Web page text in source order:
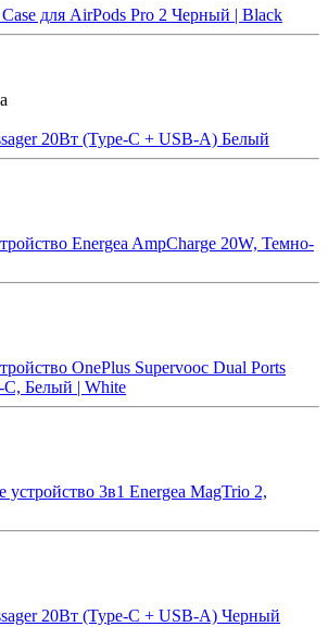
для AirPods Pro 2 Черный | Black
20Вт (Type-C + USB-A) Белый
Energea AmpCharge 20W, Темно-
OnePlus Supervooc Dual Ports
C, Белый | White
устройство 3в1 Energea MagTrio 2,
20Вт (Type-C + USB-A) Черный